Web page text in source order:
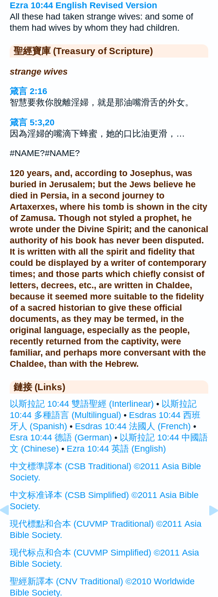
Ezra 10:44 English Revised Version
All these had taken strange wives: and some of
them had wives by whom they had children.
聖經寶庫 (Treasury of Scripture)
strange wives
箴言 2:16
智慧要救你脫離淫婦，就是那油嘴滑舌的外女。
箴言 5:3,20
因為淫婦的嘴滴下蜂蜜，她的口比油更滑，…
#NAME?#NAME?
120 years, and, according to Josephus, was
buried in Jerusalem; but the Jews believe he
died in Persia, in a second journey to
Artaxerxes, where his tomb is shown in the city
of Zamusa. Though not styled a prophet, he
wrote under the Divine Spirit; and the canonical
authority of his book has never been disputed.
It is written with all the spirit and fidelity that
could be displayed by a writer of contemporary
times; and those parts which chiefly consist of
letters, decrees, etc., are written in Chaldee,
because it seemed more suitable to the fidelity
of a sacred historian to give these official
documents, as they may be termed, in the
original language, especially as the people,
recently returned from the captivity, were
familiar, and perhaps more conversant with the
Chaldee, than with the Hebrew.
鏈接 (Links)
以斯拉記 10:44 雙語聖經 (Interlinear) • 以斯拉記
10:44 多種語言 (Multilingual) • Esdras 10:44 西班
牙人 (Spanish) • Esdras 10:44 法國人 (French) •
Esra 10:44 德語 (German) • 以斯拉記 10:44 中國語
文 (Chinese) • Ezra 10:44 英語 (English)
中文標準譯本 (CSB Traditional) ©2011 Asia Bible
Society.
中文标准译本 (CSB Simplified) ©2011 Asia Bible
Society.
現代標點和合本 (CUVMP Traditional) ©2011 Asia
Bible Society.
现代标点和合本 (CUVMP Simplified) ©2011 Asia
Bible Society.
聖經新譯本 (CNV Traditional) ©2010 Worldwide
Bible Society.